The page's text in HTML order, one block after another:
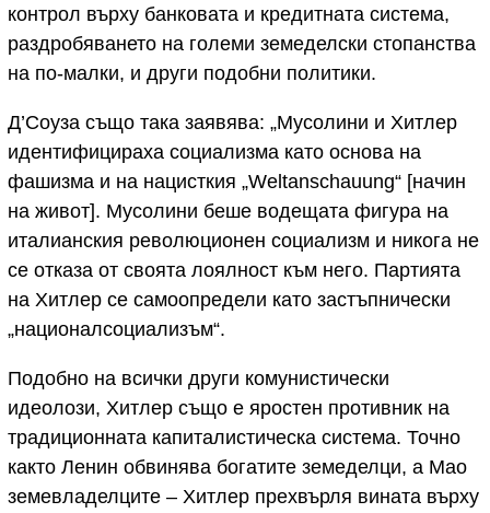
контрол върху банковата и кредитната система,
раздробяването на големи земеделски стопанства
на по-малки, и други подобни политики.
Д’Соуза също така заявява: „Мусолини и Хитлер
идентифицираха социализма като основа на
фашизма и на нацисткия „Weltanschauung“ [начин
на живот]. Мусолини беше водещата фигура на
италианския революционен социализм и никога не
се отказа от своята лоялност към него. Партията
на Хитлер се самоопредели като застъпнически
„националсоциализъм“.
Подобно на всички други комунистически
идеолози, Хитлер също е яростен противник на
традиционната капиталистическа система. Точно
както Ленин обвинява богатите земеделци, а Мао
земевладелците – Хитлер прехвърля вината върху